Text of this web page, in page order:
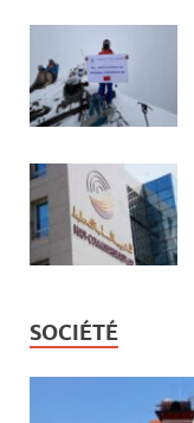
SOCIÉTÉ